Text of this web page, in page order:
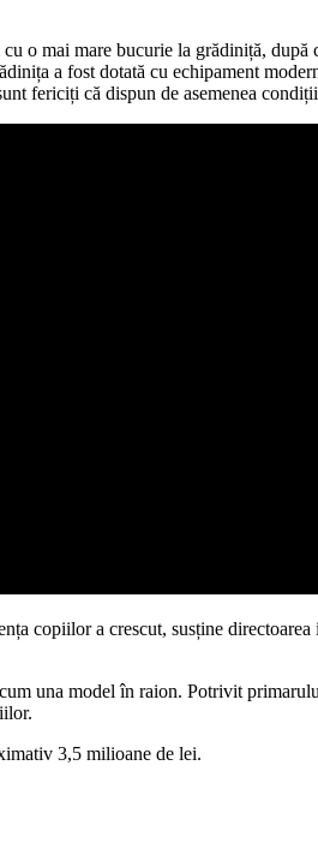
o mai mare bucurie la grădiniță,
a fost dotată cu echipament
fericiți că dispun de asemenea
copiilor a crescut, susține
una model în raion. Potrivit
3,5 milioane de lei.